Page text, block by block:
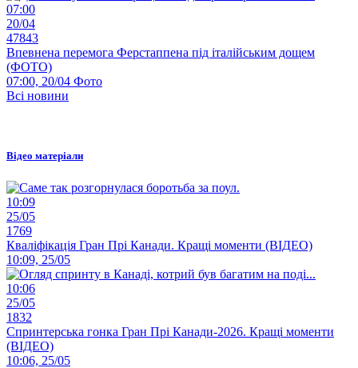
07:00
20/04
47843
Впевнена перемога Ферстаппена під італійським дощем
(ФОТО)
07:00, 20/04 Фото
Всі новини
Відео матеріали
10:09
25/05
1769
Кваліфікація Гран Прі Канади. Кращі моменти (ВІДЕО)
10:09, 25/05
10:06
25/05
1832
Спринтерська гонка Гран Прі Канади-2026. Кращі моменти
(ВІДЕО)
10:06, 25/05